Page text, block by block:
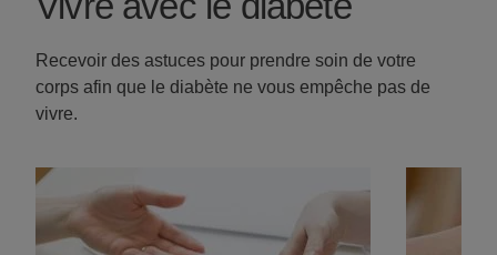
Recevoir des astuces pour prendre soin de votre
corps afin que le diabète ne vous empêche pas de
vivre.